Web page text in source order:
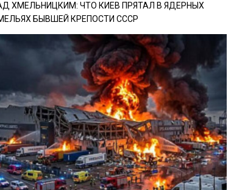
ХМЕЛЬНИЦКИМ: ЧТО КИЕВ ПРЯТАЛ В ЯДЕРНЫХ
БЫВШЕЙ КРЕПОСТИ СССР